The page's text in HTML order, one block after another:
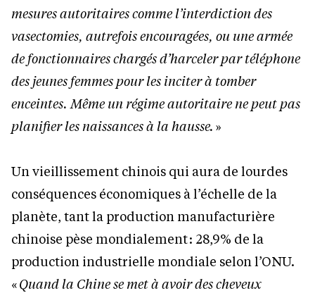
mesures autoritaires comme l’interdiction des
vasectomies, autrefois encouragées, ou une armée
de fonctionnaires chargés d’harceler par téléphone
des jeunes femmes pour les inciter à tomber
enceintes. Même un régime autoritaire ne peut pas
planifier les naissances à la hausse. »
Un vieillissement chinois qui aura de lourdes
conséquences économiques à l’échelle de la
planète, tant la production manufacturière
chinoise pèse mondialement : 28,9% de la
production industrielle mondiale selon l’ONU.
«Quand la Chine se met à avoir des cheveux